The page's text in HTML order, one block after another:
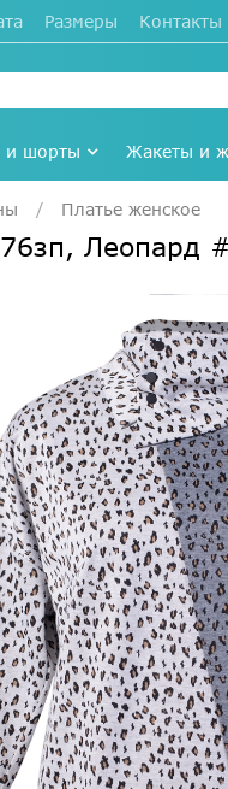
Размеры Контакты
и шорты Жакеты и
Платье женское
Леопард